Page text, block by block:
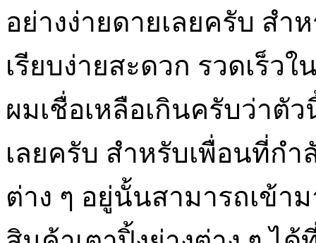
อย่างง่ายดายเลยครับ สำ
เรียบง่ายสะดวก รวดเร็ว
ผมเชื่อเหลือเกินครับว่าตั
เลยครับ สำหรับเพื่อนที่กำ
ต่าง ๆ อยู่นั้นสามารถเข้า